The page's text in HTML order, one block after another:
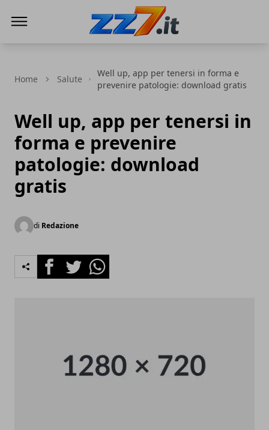
Home Salute
Well up, app per tenersi in forma e
prevenire patologie: download gratis
Well up, app per tenersi in
forma e prevenire
patologie: download
gratis
di Redazione
FacebookTwitterWhatsapp